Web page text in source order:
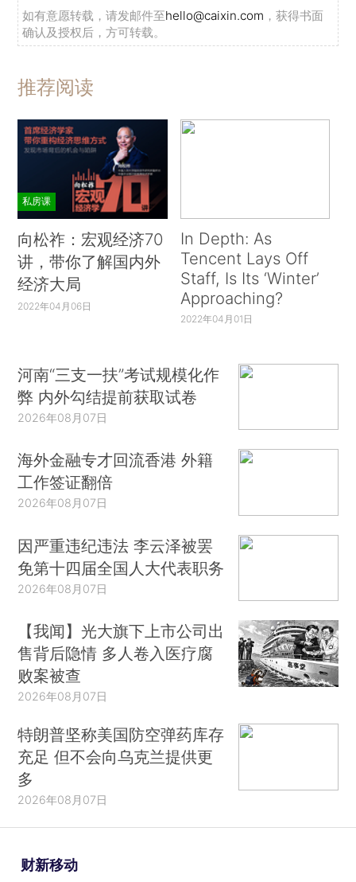
如有意愿转载，请发邮件至hello@caixin.com ，获得书面
确认及授权后，方可转载。
推荐阅读
私房课
向松祚：宏观经济70
讲，带你了解国内外
经济大局
2022年04月06日
In Depth: As
Tencent Lays Off
Staff, Is Its ‘Winter’
Approaching?
2022年04月01日
河南“三支一扶”考试规模化作
弊 内外勾结提前获取试卷
2026年08月07日
海外金融专才回流香港 外籍
工作签证翻倍
2026年08月07日
因严重违纪违法 李云泽被罢
免第十四届全国人大代表职务
2026年08月07日
【我闻】光大旗下上市公司出
售背后隐情 多人卷入医疗腐
败案被查
2026年08月07日
特朗普坚称美国防空弹药库存
充足 但不会向乌克兰提供更
多
2026年08月07日
财新移动